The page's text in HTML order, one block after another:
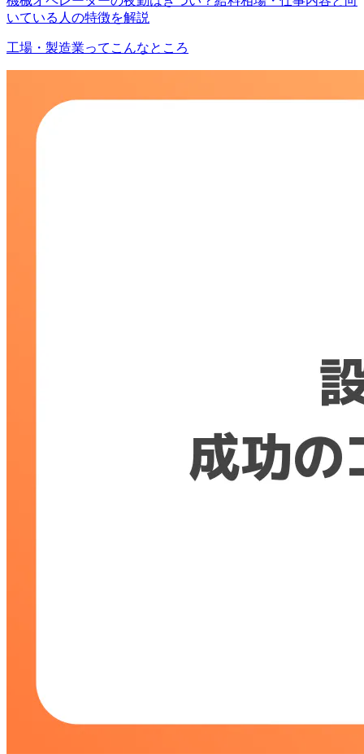
いている人の特徴を解説
工場・製造業ってこんなところ